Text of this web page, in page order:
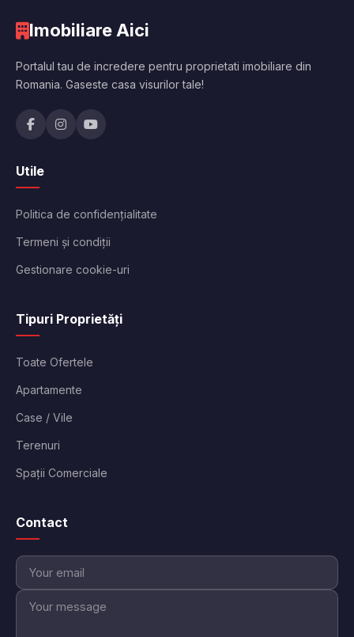
Imobiliare Aici
Portalul tau de incredere pentru proprietati imobiliare din
Romania. Gaseste casa visurilor tale!
Utile
Politica de confidențialitate
Termeni și condiții
Gestionare cookie-uri
Tipuri Proprietăți
Toate Ofertele
Apartamente
Case / Vile
Terenuri
Spații Comerciale
Contact